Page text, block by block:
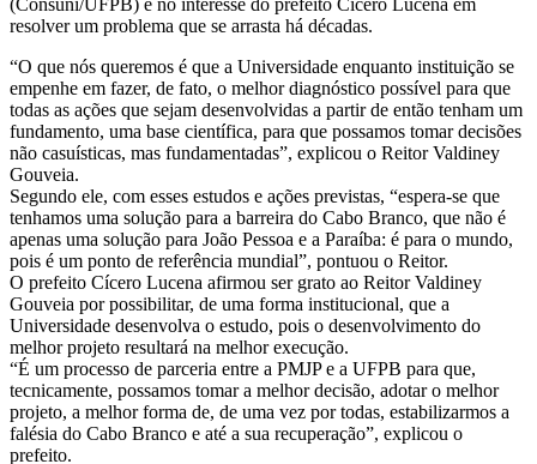
resolver um problema que se arrasta há décadas.
“O que nós queremos é que a Universidade enquanto instituição se
empenhe em fazer, de fato, o melhor diagnóstico possível para que
todas as ações que sejam desenvolvidas a partir de então tenham um
fundamento, uma base científica, para que possamos tomar decisões
não casuísticas, mas fundamentadas”, explicou o Reitor Valdiney
Gouveia.
Segundo ele, com esses estudos e ações previstas, “espera-se que
tenhamos uma solução para a barreira do Cabo Branco, que não é
apenas uma solução para João Pessoa e a Paraíba: é para o mundo,
pois é um ponto de referência mundial”, pontuou o Reitor.
O prefeito Cícero Lucena afirmou ser grato ao Reitor Valdiney
Gouveia por possibilitar, de uma forma institucional, que a
Universidade desenvolva o estudo, pois o desenvolvimento do
melhor projeto resultará na melhor execução.
“É um processo de parceria entre a PMJP e a UFPB para que,
tecnicamente, possamos tomar a melhor decisão, adotar o melhor
projeto, a melhor forma de, de uma vez por todas, estabilizarmos a
falésia do Cabo Branco e até a sua recuperação”, explicou o
prefeito.